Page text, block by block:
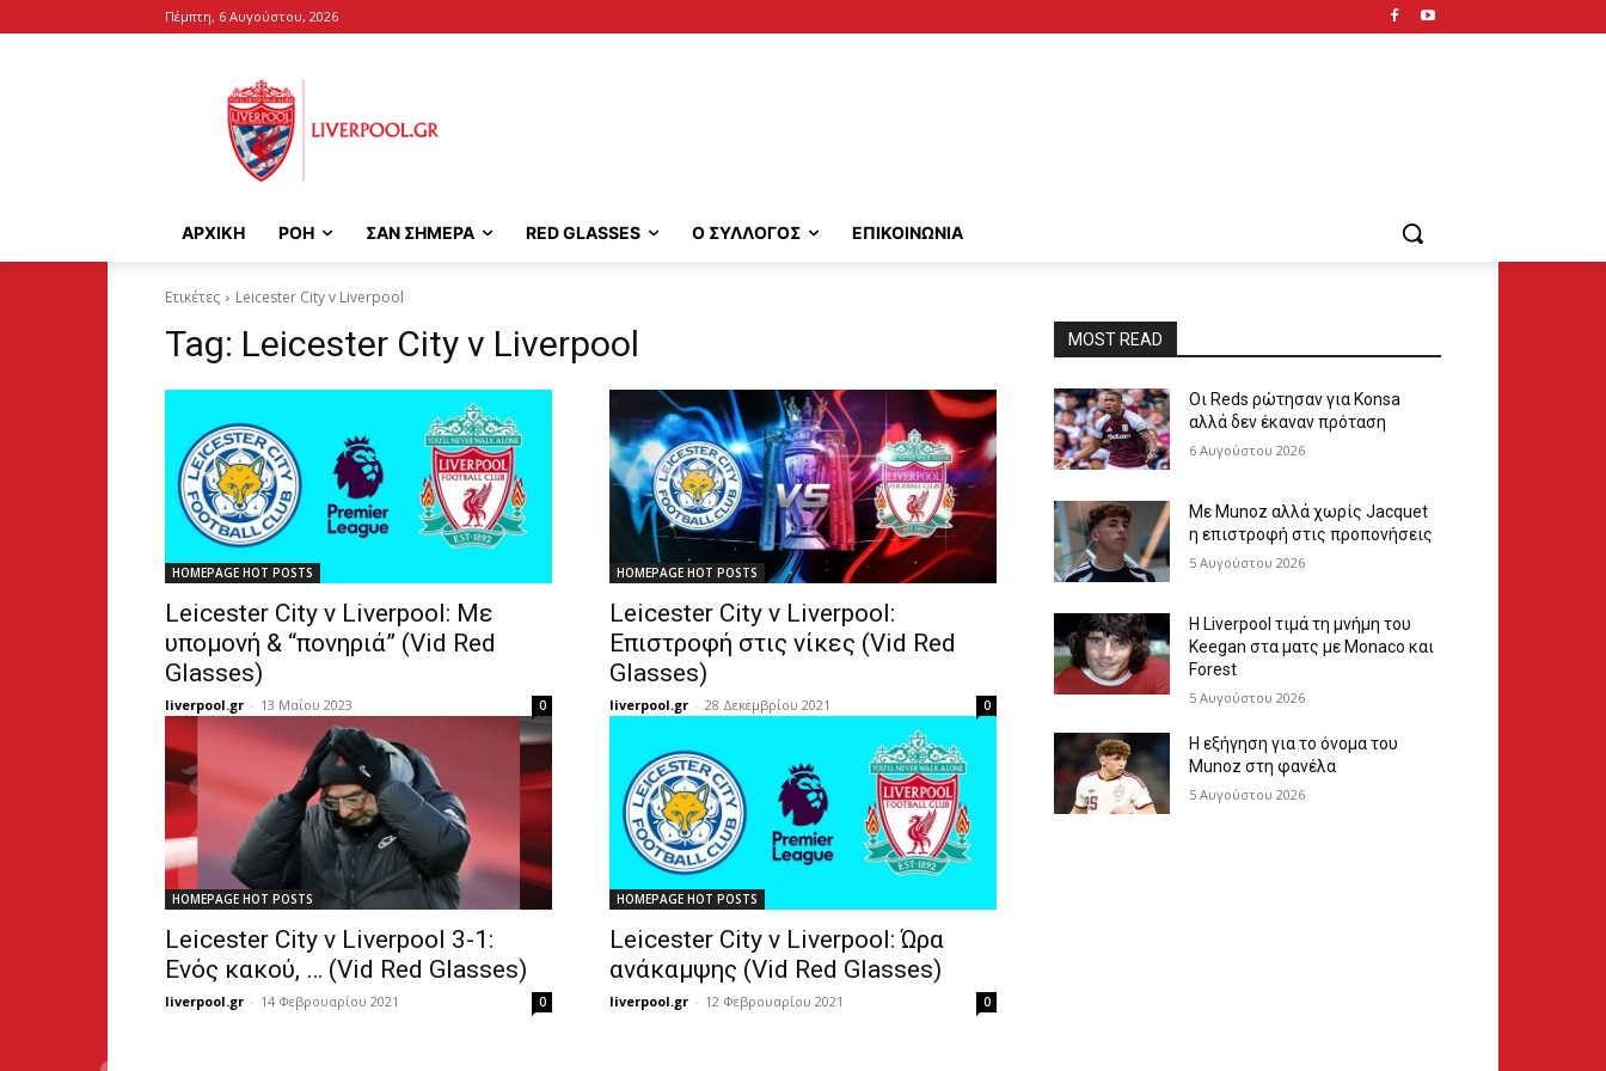
Πέμπτη, 6 Αυγούστου, 2026
ΑΡΧΙΚΉ ΡΟΗ ΣΑΝ ΣΗΜΕΡΑ RED GLASSES Ο ΣΥΛΛΟΓΟΣ ΕΠΙΚΟΙΝΩΝΙΑ
Ετικέτες Leicester City v Liverpool
Tag: Leicester City v Liverpool
HOMEPAGE HOT POSTS
Leicester City v Liverpool: Με
υπομονή & “πονηριά” (Vid Red
Glasses)
liverpool.gr - 13 Μαΐου 2023 0
HOMEPAGE HOT POSTS
Leicester City v Liverpool:
Επιστροφή στις νίκες (Vid Red
Glasses)
liverpool.gr - 28 Δεκεμβρίου 2021 0
HOMEPAGE HOT POSTS
Leicester City v Liverpool 3-1:
Ενός κακού, … (Vid Red Glasses)
liverpool.gr - 14 Φεβρουαρίου 2021 0
HOMEPAGE HOT POSTS
Leicester City v Liverpool: Ώρα
ανάκαμψης (Vid Red Glasses)
liverpool.gr - 12 Φεβρουαρίου 2021 0
MOST READ
Οι Reds ρώτησαν για Konsa
αλλά δεν έκαναν πρόταση
6 Αυγούστου 2026
Με Munoz αλλά χωρίς Jacquet
η επιστροφή στις προπονήσεις
5 Αυγούστου 2026
Η Liverpool τιμά τη μνήμη του
Keegan στα ματς με Monaco και
Forest
5 Αυγούστου 2026
Η εξήγηση για το όνομα του
Munoz στη φανέλα
5 Αυγούστου 2026